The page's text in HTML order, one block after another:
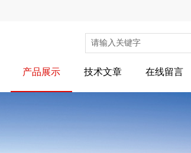
产品展示 技术文章 在线留言